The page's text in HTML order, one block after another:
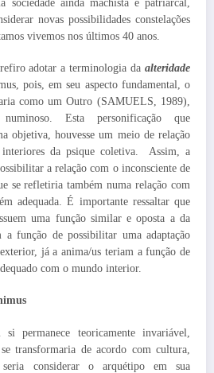
sociedade ainda machista e patriarcal,
novas possibilidades constelações
vivemos nos últimos 40 anos.
adotar a terminologia da alteridade
pois, em seu aspecto fundamental, o
como um Outro (SAMUELS, 1989),
Esta personificação que
objetiva, houvesse um meio de relação
da psique coletiva. Assim, a
a relação com o inconsciente de
se refletiria também numa relação com
adequada. É importante ressaltar que
uma função similar e oposta a da
a função de possibilitar uma adaptação
já a anima/us teriam a função de
com o mundo interior.
permanece teoricamente invariável,
se transformaria de acordo com cultura,
seria considerar o arquétipo em sua